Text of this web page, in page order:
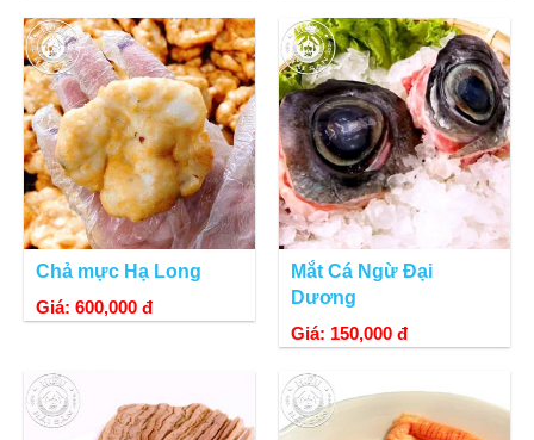
Chả mực Hạ Long
Giá: 600,000 đ
Mắt Cá Ngừ Đại
Dương
Giá: 150,000 đ